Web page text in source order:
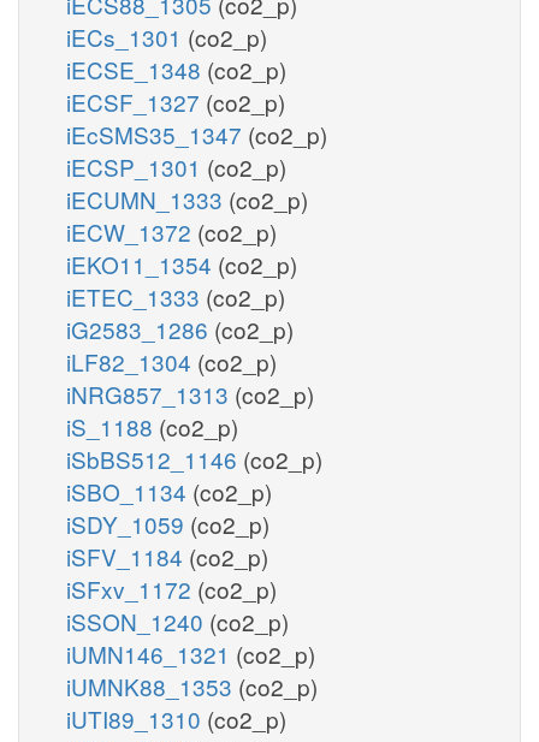
iECs_1301 (co2_p)
iECSE_1348 (co2_p)
iECSF_1327 (co2_p)
iEcSMS35_1347 (co2_p)
iECSP_1301 (co2_p)
iECUMN_1333 (co2_p)
iECW_1372 (co2_p)
iEKO11_1354 (co2_p)
iETEC_1333 (co2_p)
iG2583_1286 (co2_p)
iLF82_1304 (co2_p)
iNRG857_1313 (co2_p)
iS_1188 (co2_p)
iSbBS512_1146 (co2_p)
iSBO_1134 (co2_p)
iSDY_1059 (co2_p)
iSFV_1184 (co2_p)
iSFxv_1172 (co2_p)
iSSON_1240 (co2_p)
iUMN146_1321 (co2_p)
iUMNK88_1353 (co2_p)
iUTI89_1310 (co2_p)